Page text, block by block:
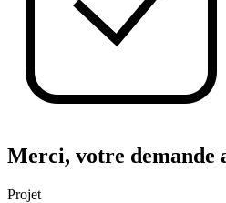
Merci, votre demande
Projet